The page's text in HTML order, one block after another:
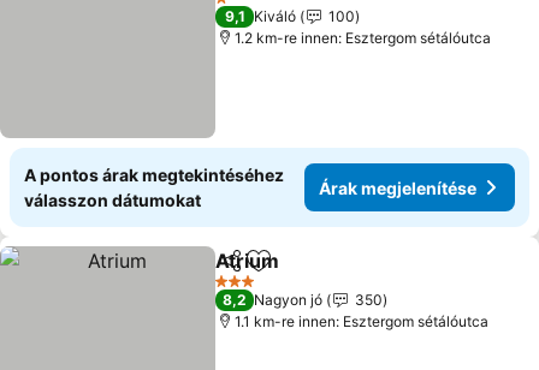
1 Kategória
9,1 Kiváló
100
1.2 km-re innen: Esztergom sétálóutca
A pontos árak megtekintéséhez
válasszon dátumokat
Árak megjelenítése
MegosztásHozzáadás a kedvencekhez
Atrium
3 Kategória
8,2 Nagyon jó
350
1.1 km-re innen: Esztergom sétálóutca